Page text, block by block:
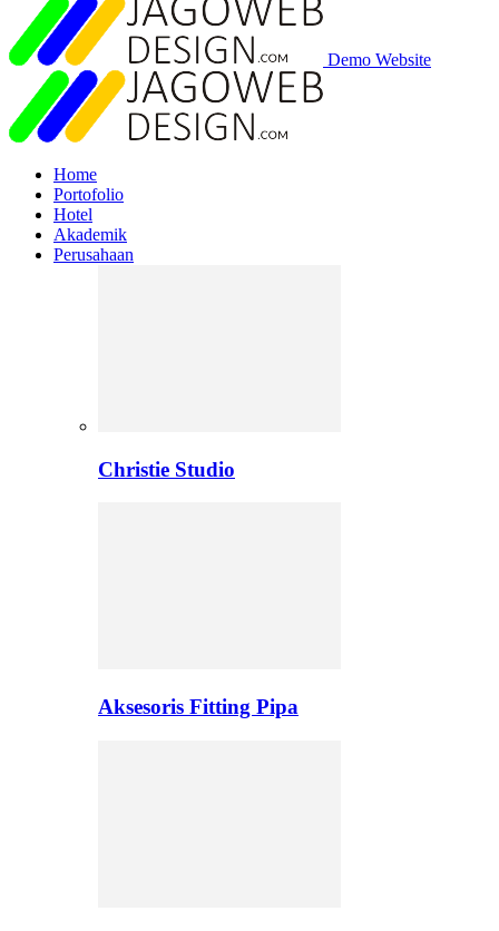
Demo Website
Home
Portofolio
Hotel
Akademik
Perusahaan
Christie Studio
Aksesoris Fitting Pipa